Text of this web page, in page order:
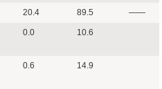
20.4 89.5 ――
0.0 10.6
0.6 14.9